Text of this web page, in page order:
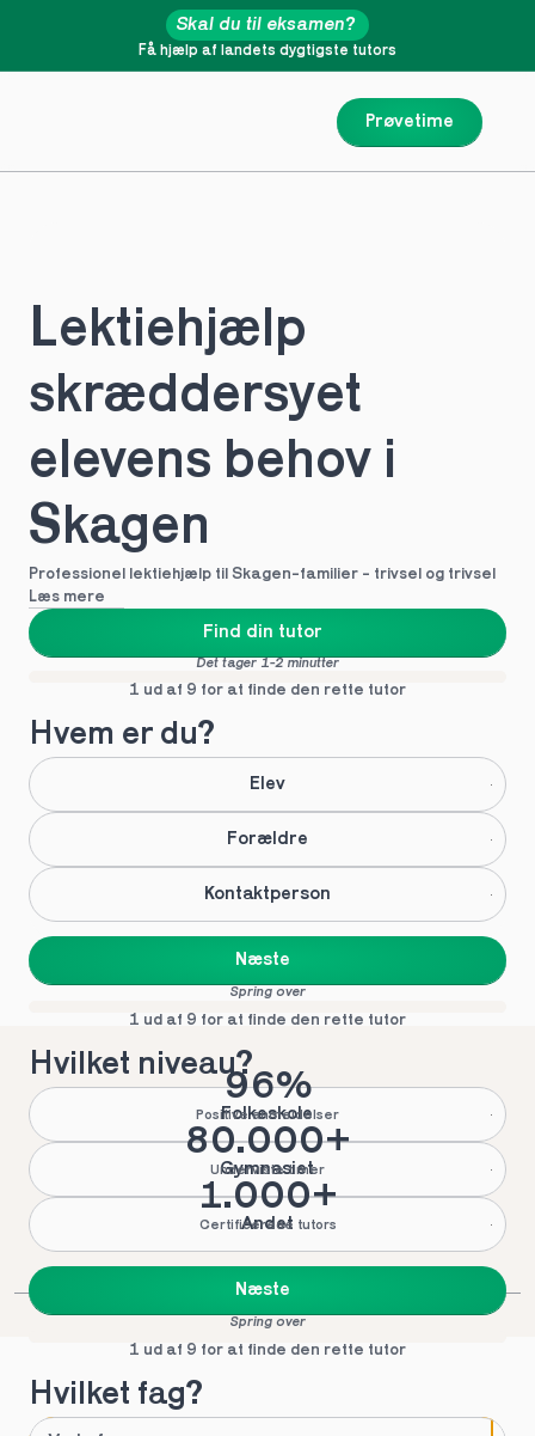
Prøvetime
Få hjælp af landets dygtigste tutors
Skal du til eksamen?
Lektiehjælp
skræddersyet
elevens behov i
Skagen
Professionel lektiehjælp til Skagen-familier - trivsel og trivsel
Læs mere
Find din tutor
Det tager 1-2 minutter
1 ud af 9 for at finde den rette tutor
Hvem er du?
Elev
Forældre
Kontaktperson
Næste
Spring over
1 ud af 9 for at finde den rette tutor
Hvilket niveau?
Folkeskole
Gymnasiet
Andet
Næste
Spring over
1 ud af 9 for at finde den rette tutor
Hvilket fag?
96%
Positive anmeldelser
80.000+
Underviste timer
1.000+
Certificerede tutors